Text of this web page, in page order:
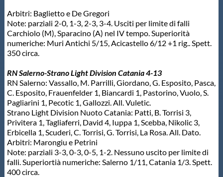
Archivio News
Flash News
Galleria fotografica
Videogallery
Intranet
Arbitri: Baglietto e De Gregori
Note: parziali 2-0, 1-3, 2-3, 3-4. Usciti per limite di falli
Carchiolo (M), Sparacino (A) nel IV tempo. Superiorità
numeriche: Muri Antichi 5/15, Acicastello 6/12 +1 rig.. Spett.
350 circa.
RN Salerno-Strano Light Division Catania 4-13
RN Salerno: Vassallo, M. Parrilli, Giordano, G. Esposito, Pasca,
C. Esposito, Frauenfelder 1, Biancardi 1, Pastorino, Vuolo, S.
Pagliarini 1, Pecotic 1, Gallozzi. All. Vuletic.
Strano Light Division Nuoto Catania: Patti, B. Torrisi 3,
Privitera 1, Tagliaferri, David 4, Iuppa 1, Scebba, Nikolic 3,
Erbicella 1, Scuderi, C. Torrisi, G. Torrisi, La Rosa. All. Dato.
Arbitri: Marongiu e Petrini
Note: parziali 3-3, 0-3, 0-5, 1-2. Nessuno uscito per limite di
falli. Superiortià numeriche: Salerno 1/11, Catania 1/3. Spett.
400 circa.